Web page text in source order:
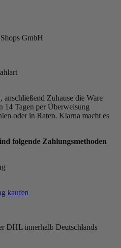
GmbH
anschließend Zuhause die Ware
14 Tagen per Überweisung
oder in Raten. Klarna macht es
folgende Zahlungsmethoden
kaufen
DHL innerhalb Deutschlands